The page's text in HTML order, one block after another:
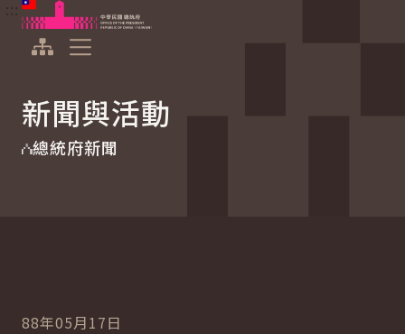
跳到主要內容
中華民國總統府
新聞與活動
總統府新聞
88年05月17日